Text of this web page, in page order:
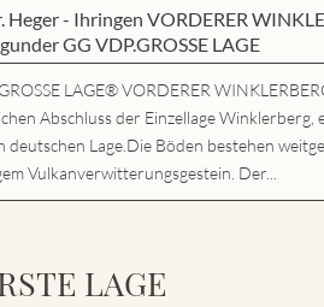
Heger - Ihringen VORDERER
GG VDP.GROSSE LAGE
LAGE® VORDERER
Abschluss der Einzellage Winklerberg,
deutschen Lage.Die Böden bestehen
Vulkanverwitterungsgestein. Der...
LAGE